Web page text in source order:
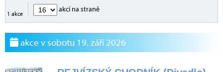
1 akce
akcí na straně
akce v sobotu 19. září 2026